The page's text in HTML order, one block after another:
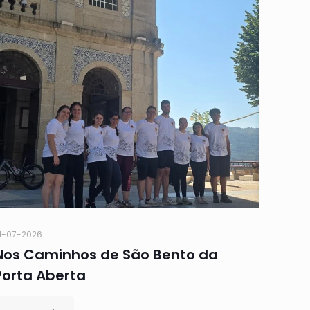
07-2026
Caminhos de São Bento da
Aberta